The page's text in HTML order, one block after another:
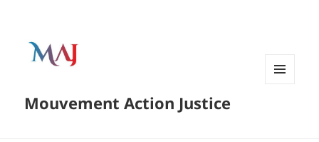
Mouvement Action Justice